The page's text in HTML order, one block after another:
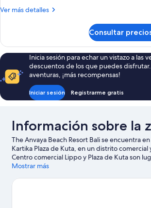
Ver más detalles
Más
Anvaya
Suite
Consultar
Inicia sesión para echar un vistazo a las
descuentos de los que puedes
aventuras, ¡más recompensas!
Iniciar sesión Registrarme gratis
Información sobre la
The Anvaya Beach Resort Bali se encuentra
Kartika Plaza de Kuta, en un distrito comercial
Centro comercial Lippo y Plaza de Kuta son
imprescindibles para los amantes de las
Waterbom Bali y Parque acuático Circus
Mostrar más